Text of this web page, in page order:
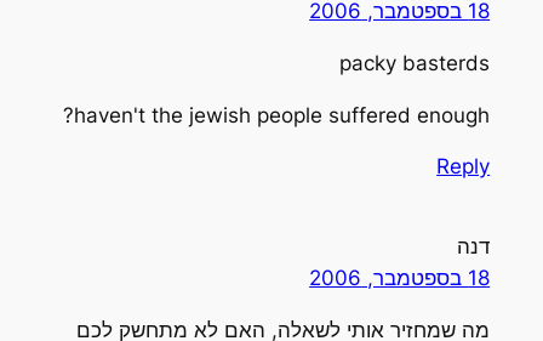
18 בספטמבר, 2006
packy basterds
haven't the jewish people suffered enough?
Reply
דנה
18 בספטמבר, 2006
מה שמחזיר אותי לשאלה, האם לא מתחשק לכם